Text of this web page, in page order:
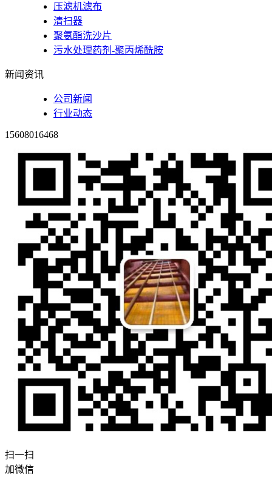
压滤机滤布
清扫器
聚氨酯洗沙片
污水处理药剂-聚丙烯酰胺
新闻资讯
公司新闻
行业动态
15608016468
扫一扫
加微信